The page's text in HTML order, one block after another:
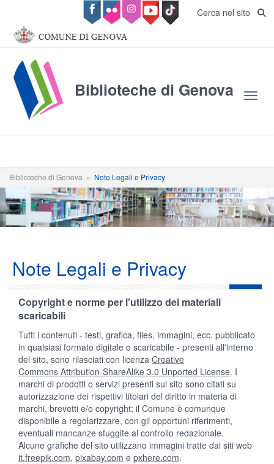
Salta al contenuto principale Cerca nel sito
Biblioteche di Genova
Biblioteche di Genova » Note Legali e Privacy
Note Legali e Privacy
Copyright e norme per l'utilizzo dei materiali
scaricabili
Tutti i contenuti - testi, grafica, files, immagini, ecc. pubblicato
in qualsiasi formato digitale o scaricabile - presenti all'interno
del sito, sono rilasciati con licenza Creative
Commons Attribution-ShareAlike 3.0 Unported License. I
marchi di prodotti o servizi presenti sul sito sono citati su
autorizzazione dei rispettivi titolari del diritto in materia di
marchi, brevetti e/o copyright; il Comune è comunque
disponibile a regolarizzare, con gli opportuni riferimenti,
eventuali mancanze sfuggite al controllo redazionale.
Alcune grafiche del sito utilizzano immagini tratte dai siti web
it.freepik.com, pixabay.com e pxhere.com.